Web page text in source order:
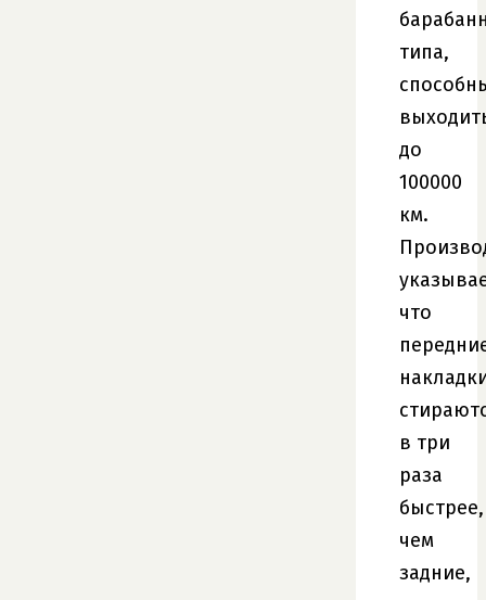
типа,
до
100000
км.
что
в три
раза
быстрее,
чем
задние,